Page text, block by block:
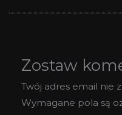
Zostaw
Twój adres email nie
Wymagane pola są